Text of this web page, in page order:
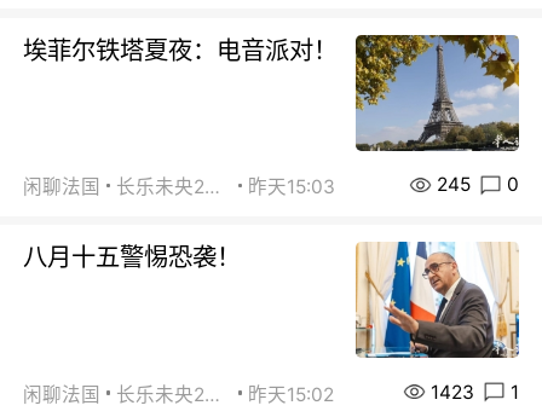
埃菲尔铁塔夏夜：电音派对！
闲聊法国 长乐未央2015 昨天15:03 245 0
八月十五警惕恐袭！
闲聊法国 长乐未央2015 昨天15:02 1423 1